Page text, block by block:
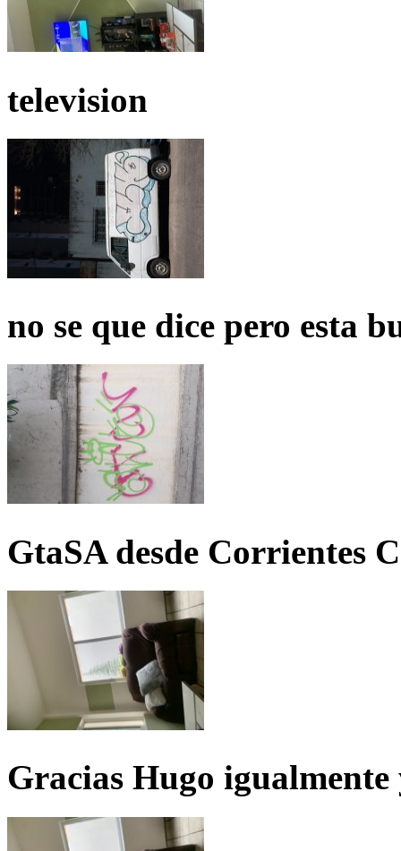
television
no se que dice pero esta
GtaSA desde Corrientes
Gracias Hugo igualmente